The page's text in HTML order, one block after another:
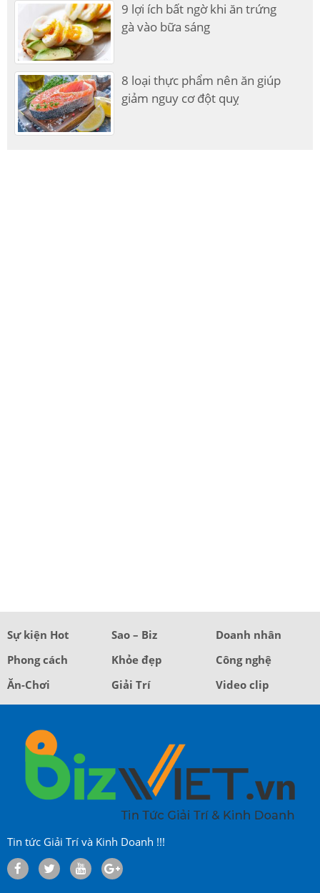
9 lợi ích bất ngờ khi ăn trứng
gà vào bữa sáng
8 loại thực phẩm nên ăn giúp
giảm nguy cơ đột quỵ
Sự kiện Hot Sao – Biz
Doanh nhân
Phong cách
Khỏe đẹp
Công nghệ
Ăn-Chơi
Giải Trí Video clip
Tin tức Giải Trí và Kinh Doanh !!!